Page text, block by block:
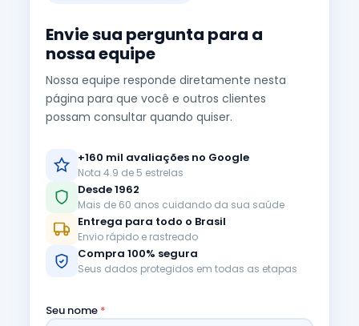
Envie sua pergunta para a
nossa equipe
Nossa equipe responde diretamente nesta
página para que você e outros clientes
possam consultar quando quiser.
+160 mil avaliações no Google
Nota 4.9 de 5 estrelas
Desde 1962
Mais de 60 anos cuidando da sua saúde
Entrega para todo o Brasil
Envio rápido e rastreado
Compra 100% segura
Seus dados protegidos em todas as etapas
Seu nome *